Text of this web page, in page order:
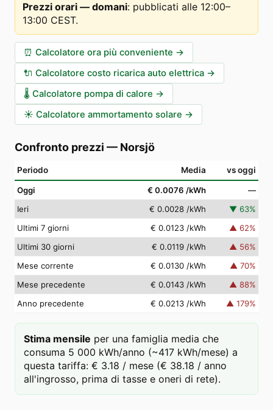
Prezzi orari — domani: pubblicati alle 12:00–
13:00 CEST.
⏰ Calcolatore ora più conveniente →
🔌 Calcolatore costo ricarica auto elettrica →
🌡️ Calcolatore pompa di calore →
☀️ Calcolatore ammortamento solare →
Confronto prezzi — Norsjö
Periodo Media vs oggi
Oggi € 0.0076 /kWh
—
Ieri
€ 0.0028 /kWh ▼ 63%
Ultimi 7 giorni
€ 0.0123 /kWh ▲ 62%
Ultimi 30 giorni
€ 0.0119 /kWh ▲ 56%
Mese corrente
€ 0.0130 /kWh ▲ 70%
Mese precedente
€ 0.0143 /kWh ▲ 88%
Anno precedente
€ 0.0213 /kWh ▲ 179%
Stima mensile per una famiglia media che
consuma 5 000 kWh/anno (~417 kWh/mese) a
questa tariffa: € 3.18 / mese (€ 38.18 / anno
all'ingrosso, prima di tasse e oneri di rete).